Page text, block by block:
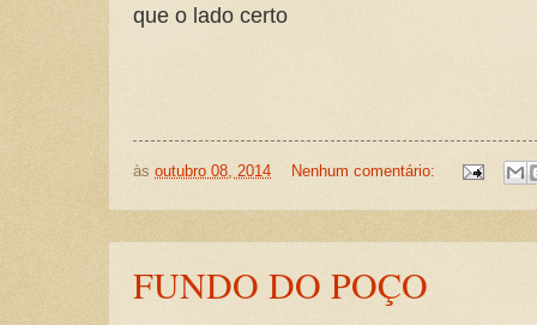
que o lado certo
às outubro 08, 2014 Nenhum comentário:
FUNDO DO POÇO